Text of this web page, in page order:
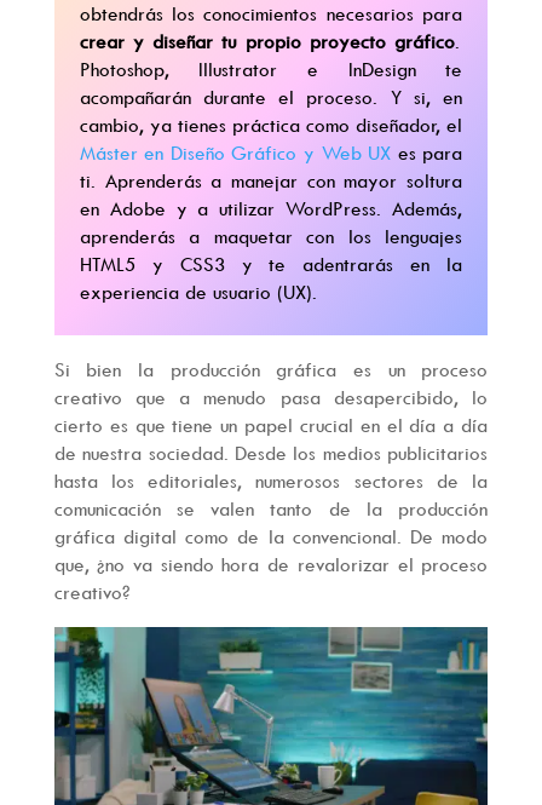
obtendrás los conocimientos necesarios para
crear y diseñar tu propio proyecto gráfico.
Photoshop, Illustrator e InDesign te
acompañarán durante el proceso. Y si, en
cambio, ya tienes práctica como diseñador, el
Máster en Diseño Gráfico y Web UX es para
ti. Aprenderás a manejar con mayor soltura
en Adobe y a utilizar WordPress. Además,
aprenderás a maquetar con los lenguajes
HTML5 y CSS3 y te adentrarás en la
experiencia de usuario (UX).
Si bien la producción gráfica es un proceso
creativo que a menudo pasa desapercibido, lo
cierto es que tiene un papel crucial en el día a día
de nuestra sociedad. Desde los medios publicitarios
hasta los editoriales, numerosos sectores de la
comunicación se valen tanto de la producción
gráfica digital como de la convencional. De modo
que, ¿no va siendo hora de revalorizar el proceso
creativo?